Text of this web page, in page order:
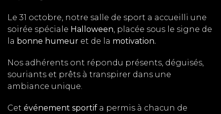
Le 31 octobre, notre salle de sport a accueilli une
soirée spéciale Halloween , placée sous le signe de
la bonne humeur et de la motivation.
Nos adhérents ont répondu présents, déguisés,
souriants et prêts à transpirer dans une
ambiance unique.
Cet événement sportif a permis à chacun de